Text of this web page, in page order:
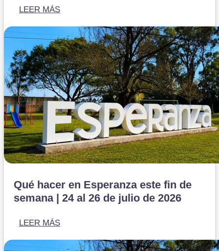
LEER MÁS
Qué hacer en Esperanza este fin de
semana | 24 al 26 de julio de 2026
LEER MÁS